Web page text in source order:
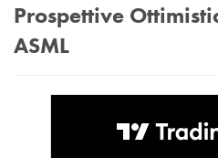
Prospettive
ASML